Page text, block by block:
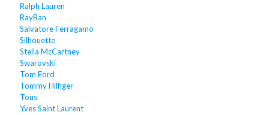
Ralph Lauren
RayBan
Salvatore Ferragamo
Silhouette
Stella McCartney
Swarovski
Tom Ford
Tommy Hilfiger
Tous
Yves Saint Laurent